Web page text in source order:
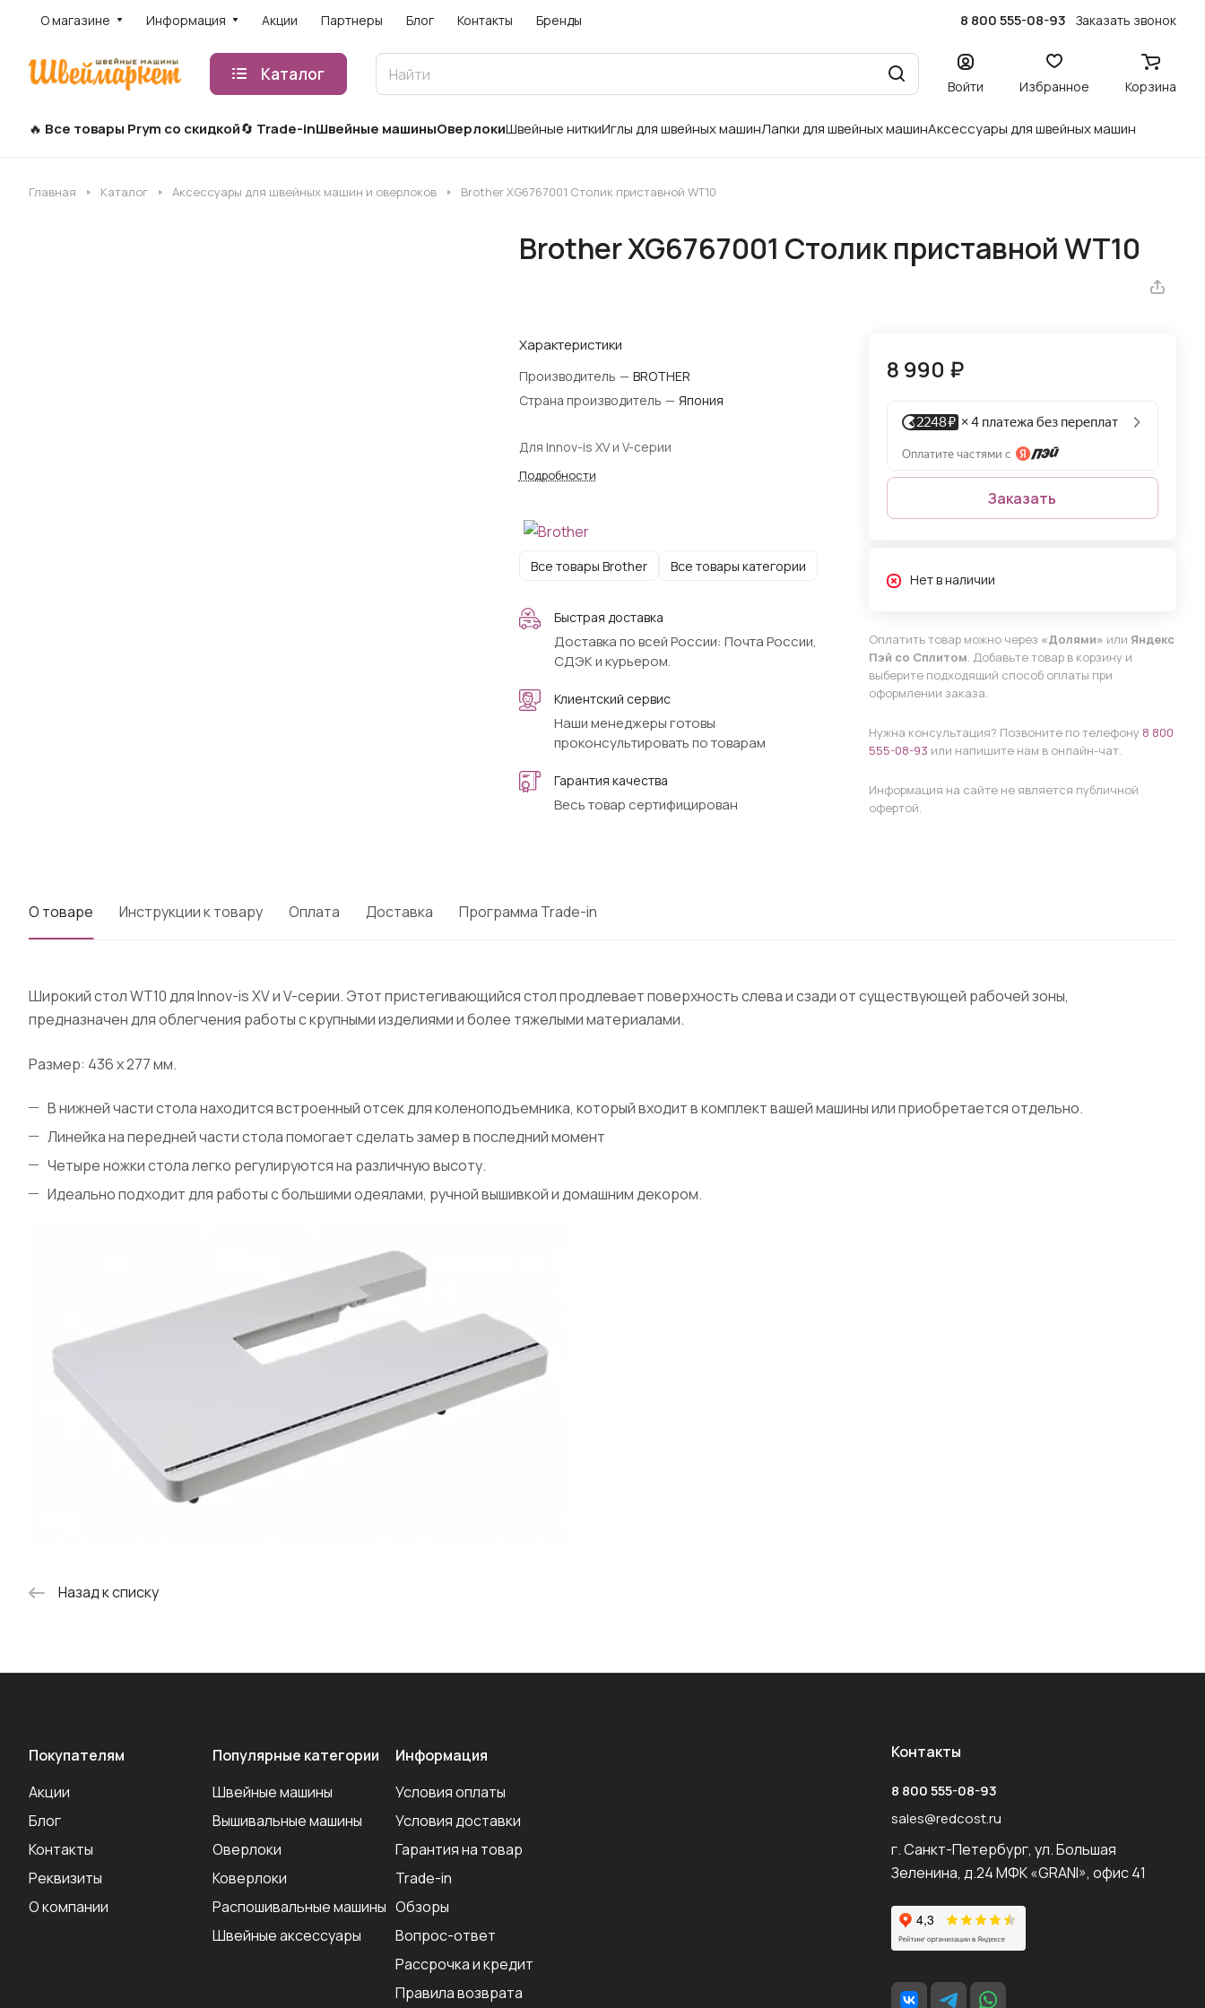
О магазине Информация Акции Партнеры Блог Контакты Бренды 8 800 555-08-93 Заказать звонок
Каталог
Войти Избранное Корзина
Все товары Prym со скидкой Trade-inШвейные машиныОверлокиШвейные ниткиИглы для швейных машинЛапки для швейных машинАксессуары для швейных машин
Главная Каталог Аксессуары для швейных машин и оверлоков Brother XG6767001 Столик приставной WT10
Brother XG6767001 Столик приставной WT10
Характеристики
Производитель — BROTHER
Страна производитель — Япония
Для Innov-is XV и V-серии
Подробности
Все товары Brother Все товары категории
Быстрая доставка
Доставка по всей России: Почта России,
СДЭК и курьером.
Клиентский сервис
Наши менеджеры готовы
проконсультировать по товарам
Гарантия качества
Весь товар сертифицирован
8 990 ₽
Заказать
Нет в наличии
Оплатить товар можно через «Долями» или Яндекс
Пэй со Сплитом. Добавьте товар в корзину и
выберите подходящий способ оплаты при
оформлении заказа.
Нужна консультация? Позвоните по телефону 8 800
555-08-93 или напишите нам в онлайн-чат.
Информация на сайте не является публичной
офертой.
О товаре Инструкции к товару Оплата Доставка Программа Trade-in
Широкий стол WT10 для Innov-is XV и V-серии. Этот пристегивающийся стол продлевает поверхность слева и сзади от существующей рабочей зоны,
предназначен для облегчения работы с крупными изделиями и более тяжелыми материалами.
Размер: 436 х 277 мм.
В нижней части стола находится встроенный отсек для коленоподъемника, который входит в комплект вашей машины или приобретается отдельно.
Линейка на передней части стола помогает сделать замер в последний момент
Четыре ножки стола легко регулируются на различную высоту.
Идеально подходит для работы с большими одеялами, ручной вышивкой и домашним декором.
Назад к списку
Покупателям
Акции
Блог
Контакты
Реквизиты
О компании
Популярные категории
Швейные машины
Вышивальные машины
Оверлоки
Коверлоки
Распошивальные машины
Швейные аксеcсуары
Информация
Условия оплаты
Условия доставки
Гарантия на товар
Trade-in
Обзоры
Вопрос-ответ
Рассрочка и кредит
Правила возврата
Контакты
8 800 555-08-93
sales@redcost.ru
г. Санкт-Петербург, ул. Большая
Зеленина, д.24 МФК «GRANI», офис 41